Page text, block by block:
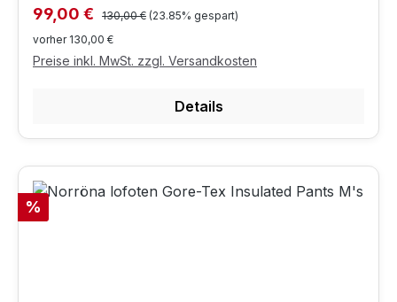
Verkaufspreis:
99,00 € Regulärer Preis:
130,00 € (23.85% gespart)
vorher 130,00 €
Preise inkl. MwSt. zzgl. Versandkosten
Details
Rabatt
%